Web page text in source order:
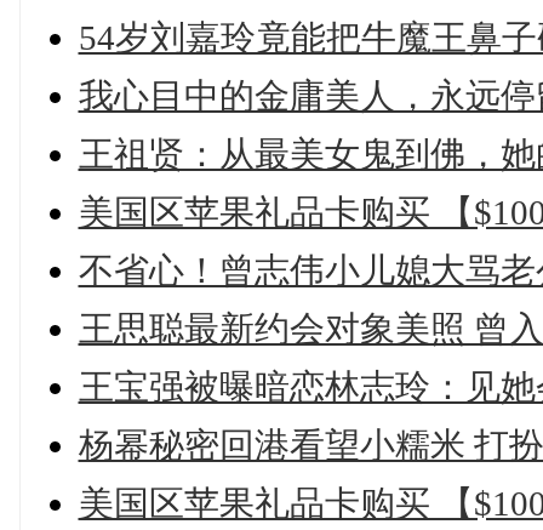
54岁刘嘉玲竟能把牛魔王鼻
我心目中的金庸美人，永远
王祖贤：从最美女鬼到佛，
美国区苹果礼品卡购买 【
不省心！曾志伟小儿媳大骂
王思聪最新约会对象美照 曾
王宝强被曝暗恋林志玲：见
杨幂秘密回港看望小糯米 打
美国区苹果礼品卡购买 【